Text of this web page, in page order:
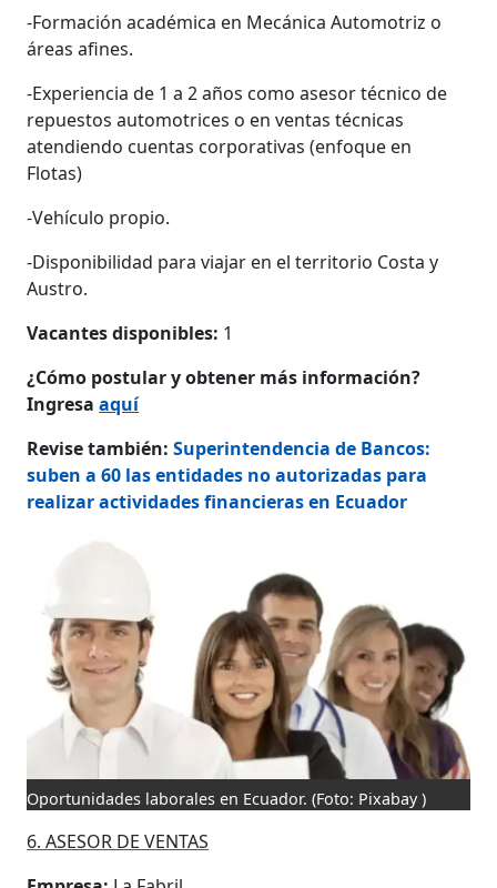
-Formación académica en Mecánica Automotriz o
áreas afines.
-Experiencia de 1 a 2 años como asesor técnico de
repuestos automotrices o en ventas técnicas
atendiendo cuentas corporativas (enfoque en
Flotas)
-Vehículo propio.
-Disponibilidad para viajar en el territorio Costa y
Austro.
Vacantes disponibles: 1
¿Cómo postular y obtener más información?
Ingresaaquí
Revise también:Superintendencia de Bancos:
suben a 60 las entidades no autorizadas para
realizar actividades financieras en Ecuador
Oportunidades laborales en Ecuador.(Foto: Pixabay )
6. ASESOR DE VENTAS